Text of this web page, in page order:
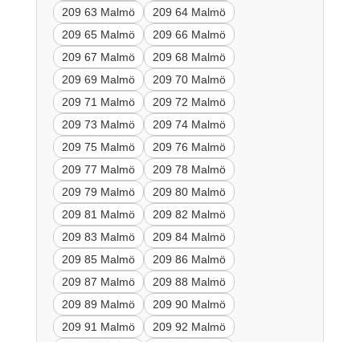
209 63 Malmö
209 64 Malmö
209 65 Malmö
209 66 Malmö
209 67 Malmö
209 68 Malmö
209 69 Malmö
209 70 Malmö
209 71 Malmö
209 72 Malmö
209 73 Malmö
209 74 Malmö
209 75 Malmö
209 76 Malmö
209 77 Malmö
209 78 Malmö
209 79 Malmö
209 80 Malmö
209 81 Malmö
209 82 Malmö
209 83 Malmö
209 84 Malmö
209 85 Malmö
209 86 Malmö
209 87 Malmö
209 88 Malmö
209 89 Malmö
209 90 Malmö
209 91 Malmö
209 92 Malmö